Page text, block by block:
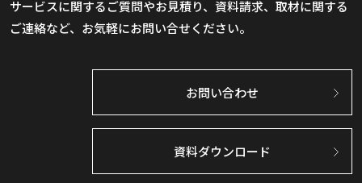
サービスに関するご質問やお見積り、資料請求、取材に関する
ご連絡など、お気軽にお問い合せください。
お問い合わせ
資料ダウンロード